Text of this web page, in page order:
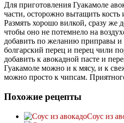
Для приготовления Гуакамоле
части, осторожно вытащить кость
Размять хорошо вилкой, сразу же
чтобы оно не потемнело на
добавить по желанию приправы
болгарский перец и перец чили
добавить к авокадной пасте и
Гуакамоле можно и к мясу, и к
можно просто к чипсам.
Похожие рецепты
Соус из